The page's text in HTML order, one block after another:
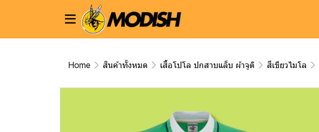
Home สินค้าทั้งหมด เสื้อโปโล ปกสาบแล็บ ผ้าจูติ สีเขียวไมโล